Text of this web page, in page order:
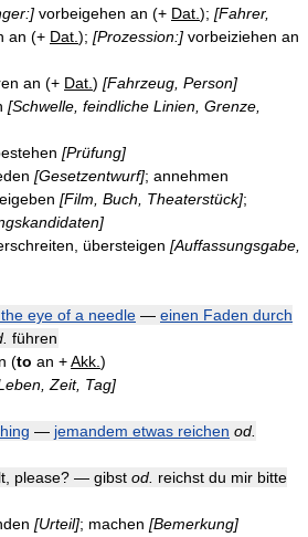
vorbeigehen an (+ Dat. ); [Fahrer,
an (+ Dat. ); [Prozession:] vorbeiziehen an
an (+ Dat. ) [Fahrzeug, Person]
[Schwelle, feindliche Linien, Grenze,
[Prüfung]
[Gesetzentwurf]; annehmen
[Film, Buch, Theaterstück];
übersteigen [Auffassungsgabe,
eye of a needle — einen Faden durch
führen
(to an +Akk. )
Zeit, Tag]
— jemandem etwas reichen od.
please? — gibst od. reichst du mir bitte
[Urteil]; machen [Bemerkung]